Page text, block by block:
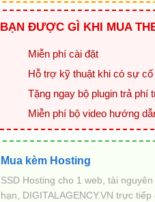
BẠN ĐƯỢC GÌ KHI MUA
Miễn phí cài đặt
Hỗ trợ kỹ thuật khi có sự cố
Tặng ngay bộ plugin trả phí
Miễn phí bộ video hướng
Mua kèm Hosting
SSD Hosting cho 1 web, tài
hạn, DIGITALAGENCY.VN trực tiếp